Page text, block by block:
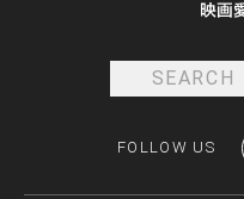
FOLLOW US